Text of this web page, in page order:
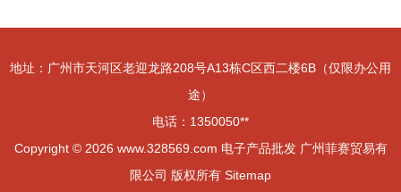
地址：广州市天河区老迎龙路208号A13栋C区西二楼6B（仅限办公用
途）
电话：1350050**
Copyright © 2026 www.328569.com 电子产品批发 广州菲赛贸易有
限公司 版权所有 Sitemap